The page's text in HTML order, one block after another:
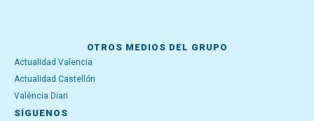
OTROS MEDIOS DEL GRUPO
Actualidad Valencia
Actualidad Castellón
València Diari
SÍGUENOS